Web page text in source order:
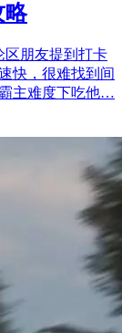
略
区朋友提到打卡
快，很难找到间
主难度下吃他…